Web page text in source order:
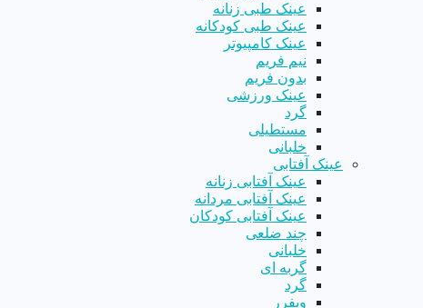
عینک طبی زنانه
عینک طبی کودکانه
عینک کامپیوتر
نیم فریم
بدون فریم
عینک ورزشی
گرد
مستطیلی
خلبانی
عینک آفتابی
عینک آفتابی زنانه
عینک آفتابی مردانه
عینک آفتابی کودکان
چند ضلعی
خلبانی
گربه ای
گرد
ویفرر